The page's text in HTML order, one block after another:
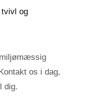
og
os i dag,
dig.